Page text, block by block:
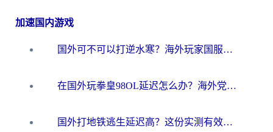
加速国内游戏
国外可不可以打逆水寒？海外玩家国服畅玩终极指南（附漫威荒野乱斗加速方案）
在国外玩拳皇98OL延迟怎么办？海外党亲测有效的低延迟指南
国外打地铁逃生延迟高？这份实测有效的低延迟指南帮你吃鸡